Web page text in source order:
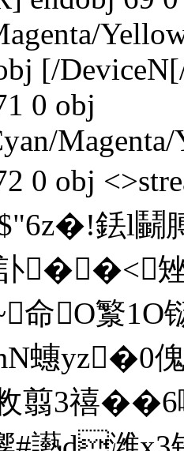
[/
0 obj
0 obj
銩l鬭
訃��<
命O瀪1O
蟪yz�0傀
翦3禧